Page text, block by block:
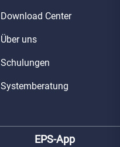
Download Center
Über uns
Schulungen
Systemberatung
EPS-App